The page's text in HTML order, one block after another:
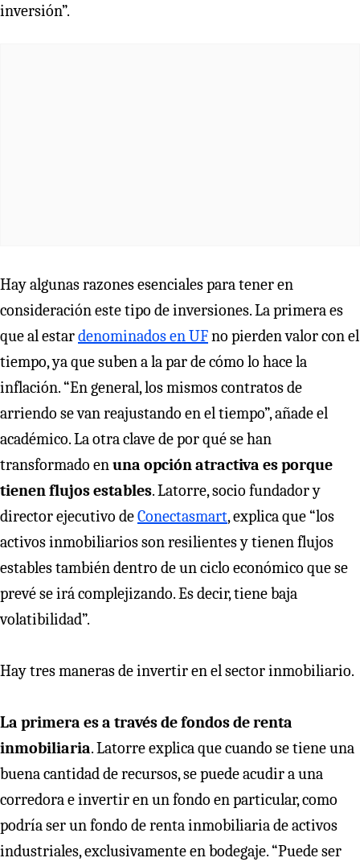
inversión”.
Hay algunas razones esenciales para tener en
consideración este tipo de inversiones. La primera es
que al estardenominados en UFno pierden valor con el
tiempo, ya que suben a la par de cómo lo hace la
inflación. “En general, los mismos contratos de
arriendo se van reajustando en el tiempo”, añade el
académico. La otra clave de por qué se han
transformado enuna opción atractiva es porque
tienen flujos estables. Latorre, socio fundador y
director ejecutivo deConectasmart, explica que “los
activos inmobiliarios son resilientes y tienen flujos
estables también dentro de un ciclo económico que se
prevé se irá complejizando. Es decir, tiene baja
volatibilidad”.
Hay tres maneras de invertir en el sector inmobiliario.
La primera es a través de fondos de renta
inmobiliaria. Latorre explica que cuando se tiene una
buena cantidad de recursos, se puede acudir a una
corredora e invertir en un fondo en particular, como
podría ser un fondo de renta inmobiliaria de activos
industriales, exclusivamente en bodegaje. “Puede ser